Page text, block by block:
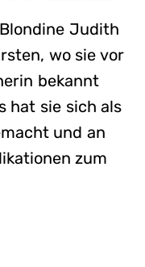
Judith
wo sie vor
bekannt
hat sie sich als
und an
zum